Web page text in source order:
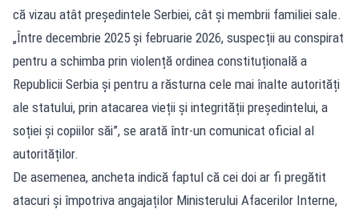
că vizau atât președintele Serbiei, cât și membrii familiei sale.
„Între decembrie 2025 și februarie 2026, suspecții au conspirat
pentru a schimba prin violență ordinea constituțională a
Republicii Serbia și pentru a răsturna cele mai înalte autorități
ale statului, prin atacarea vieții și integrității președintelui, a
soției și copiilor săi”, se arată într-un comunicat oficial al
autorităților.
De asemenea, ancheta indică faptul că cei doi ar fi pregătit
atacuri și împotriva angajaților Ministerului Afacerilor Interne,